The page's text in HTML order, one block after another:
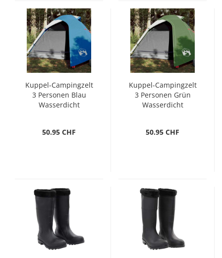
Kuppel-Campingzelt
3 Personen Blau
Wasserdicht
50.95 CHF
Kuppel-Campingzelt
3 Personen Grün
Wasserdicht
50.95 CHF